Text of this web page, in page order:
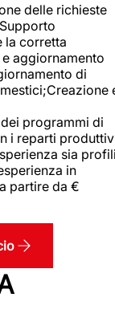
delle richieste
la corretta
aggiornamento
di
programmi di
i reparti
sia
in
partire da €